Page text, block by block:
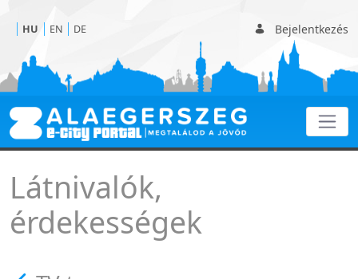
Bejelentkezés
HU EN DE
TV-torony
Látnivalók,
érdekességek